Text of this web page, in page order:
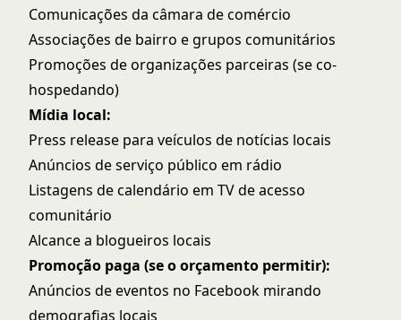
Comunicações da câmara de comércio
Associações de bairro e grupos comunitários
Promoções de organizações parceiras (se co-
hospedando)
Mídia local:
Press release para veículos de notícias locais
Anúncios de serviço público em rádio
Listagens de calendário em TV de acesso
comunitário
Alcance a blogueiros locais
Promoção paga (se o orçamento permitir):
Anúncios de eventos no Facebook mirando
demografias locais